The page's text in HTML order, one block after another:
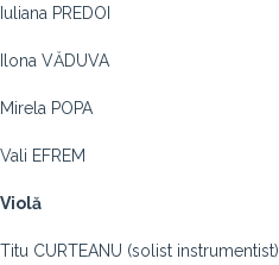
Iuliana PREDOI
Ilona VĂDUVA
Mirela POPA
Vali EFREM
Violă
Titu CURTEANU (solist instrumentist)